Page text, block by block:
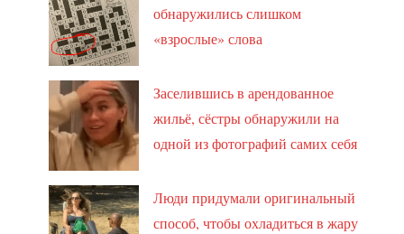
обнаружились слишком
«взрослые» слова
Заселившись в арендованное
жильё, сёстры обнаружили на
одной из фотографий самих себя
Люди придумали оригинальный
способ, чтобы охладиться в жару